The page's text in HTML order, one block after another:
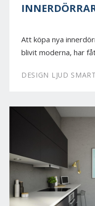
Att köpa nya
blivit moderna, har
DESIGN LJUD SMART